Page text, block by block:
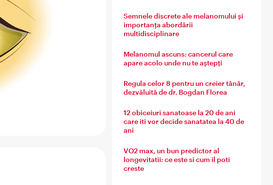
Semnele discrete ale melanomului și
importanța abordării
multidisciplinare
Melanomul ascuns: cancerul care
apare acolo unde nu te aștepți
Regula celor 8 pentru un creier tânăr,
dezvăluită de dr. Bogdan Florea
12 obiceiuri sanatoase la 20 de ani
care iti vor decide sanatatea la 40 de
ani
VO2 max, un bun predictor al
longevitatii: ce este si cum il poti
creste